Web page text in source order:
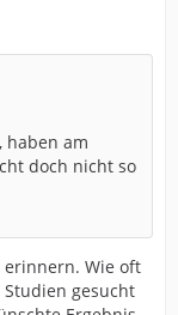
haben am
doch nicht so
erinnern. Wie oft
gesucht